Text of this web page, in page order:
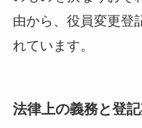
由から、役員変更登
れています。
法律上の義務と登記